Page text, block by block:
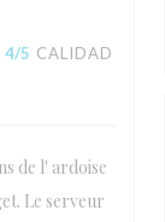
4/5 CALIDAD
de l' ardoise
Le serveur